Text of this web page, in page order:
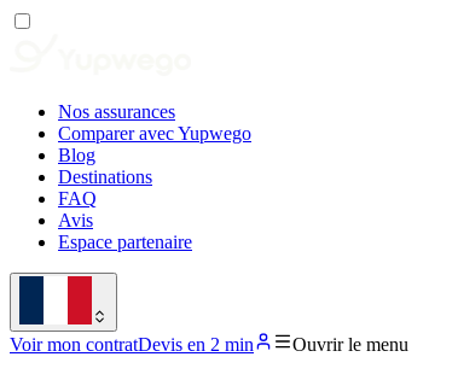
Nos assurances
Comparer avec Yupwego
Blog
Destinations
FAQ
Avis
Espace partenaire
Voir mon contratDevis en 2 min Ouvrir le menu